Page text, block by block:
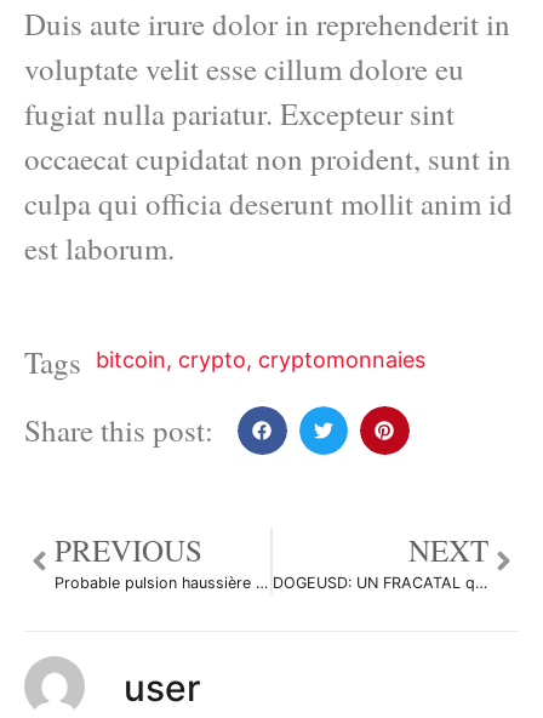
Duis aute irure dolor in reprehenderit in
voluptate velit esse cillum dolore eu
fugiat nulla pariatur. Excepteur sint
occaecat cupidatat non proident, sunt in
culpa qui officia deserunt mollit anim id
est laborum.
Tags bitcoin, crypto, cryptomonnaies
Share this post:
PREVIOUS
Probable pulsion haussière à venir sur LTC par GabrielAgnoscere
NEXT
DOGEUSD: UN FRACATAL qui ANNONCE LE 1$ DE TARGET > X4 ? par Flying_to_Jupiter
user